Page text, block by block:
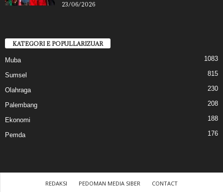
23/06/2026
KATEGORI E POPULLARIZUAR
Muba 1083
Sumsel 815
Olahraga 230
Palembang 208
Ekonomi 188
Pemda 176
REDAKSI PEDOMAN MEDIA SIBER CONTACT